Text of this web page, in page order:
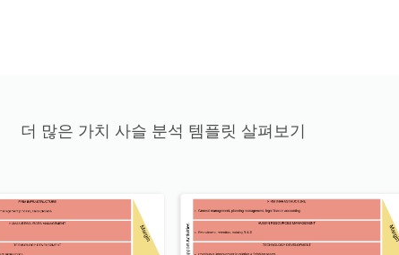
더 많은 가치 사슬 분석 템플릿 살펴보기